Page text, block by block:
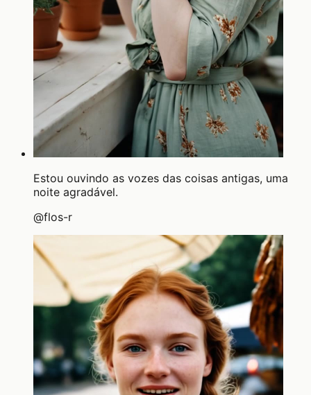
Estou ouvindo as vozes das coisas antigas, uma
noite agradável.
@flos-r